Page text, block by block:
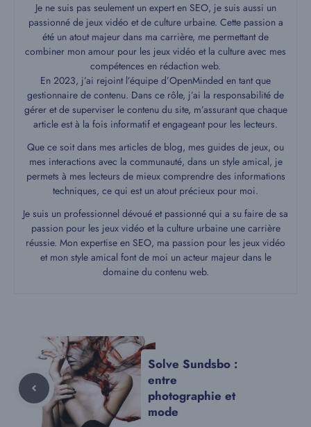
Je ne suis pas seulement un expert en SEO, je suis aussi un
passionné de jeux vidéo et de culture urbaine. Cette passion a
été un atout majeur dans ma carrière, me permettant de
combiner mon amour pour les jeux vidéo et la culture avec mes
compétences en rédaction web.
En 2023, j’ai rejoint l’équipe d’OpenMinded en tant que
gestionnaire de contenu. Dans ce rôle, j’ai la responsabilité de
gérer et de superviser le contenu du site, m’assurant que chaque
article est à la fois informatif et engageant pour les lecteurs.
Que ce soit dans mes articles de blog, mes guides de jeux, ou
mes interactions avec la communauté, dans un style amical, je
permets à mes lecteurs de mieux comprendre des informations
techniques, ce qui est un atout précieux pour moi.
Je suis un professionnel dévoué et passionné qui a su faire de sa
passion pour les jeux vidéo et la culture urbaine une carrière
réussie. Mon expertise en SEO, ma passion pour les jeux vidéo
et mon style amical font de moi un acteur majeur dans le
domaine du contenu web.
Solve Sundsbo :
entre
photographie et
mode